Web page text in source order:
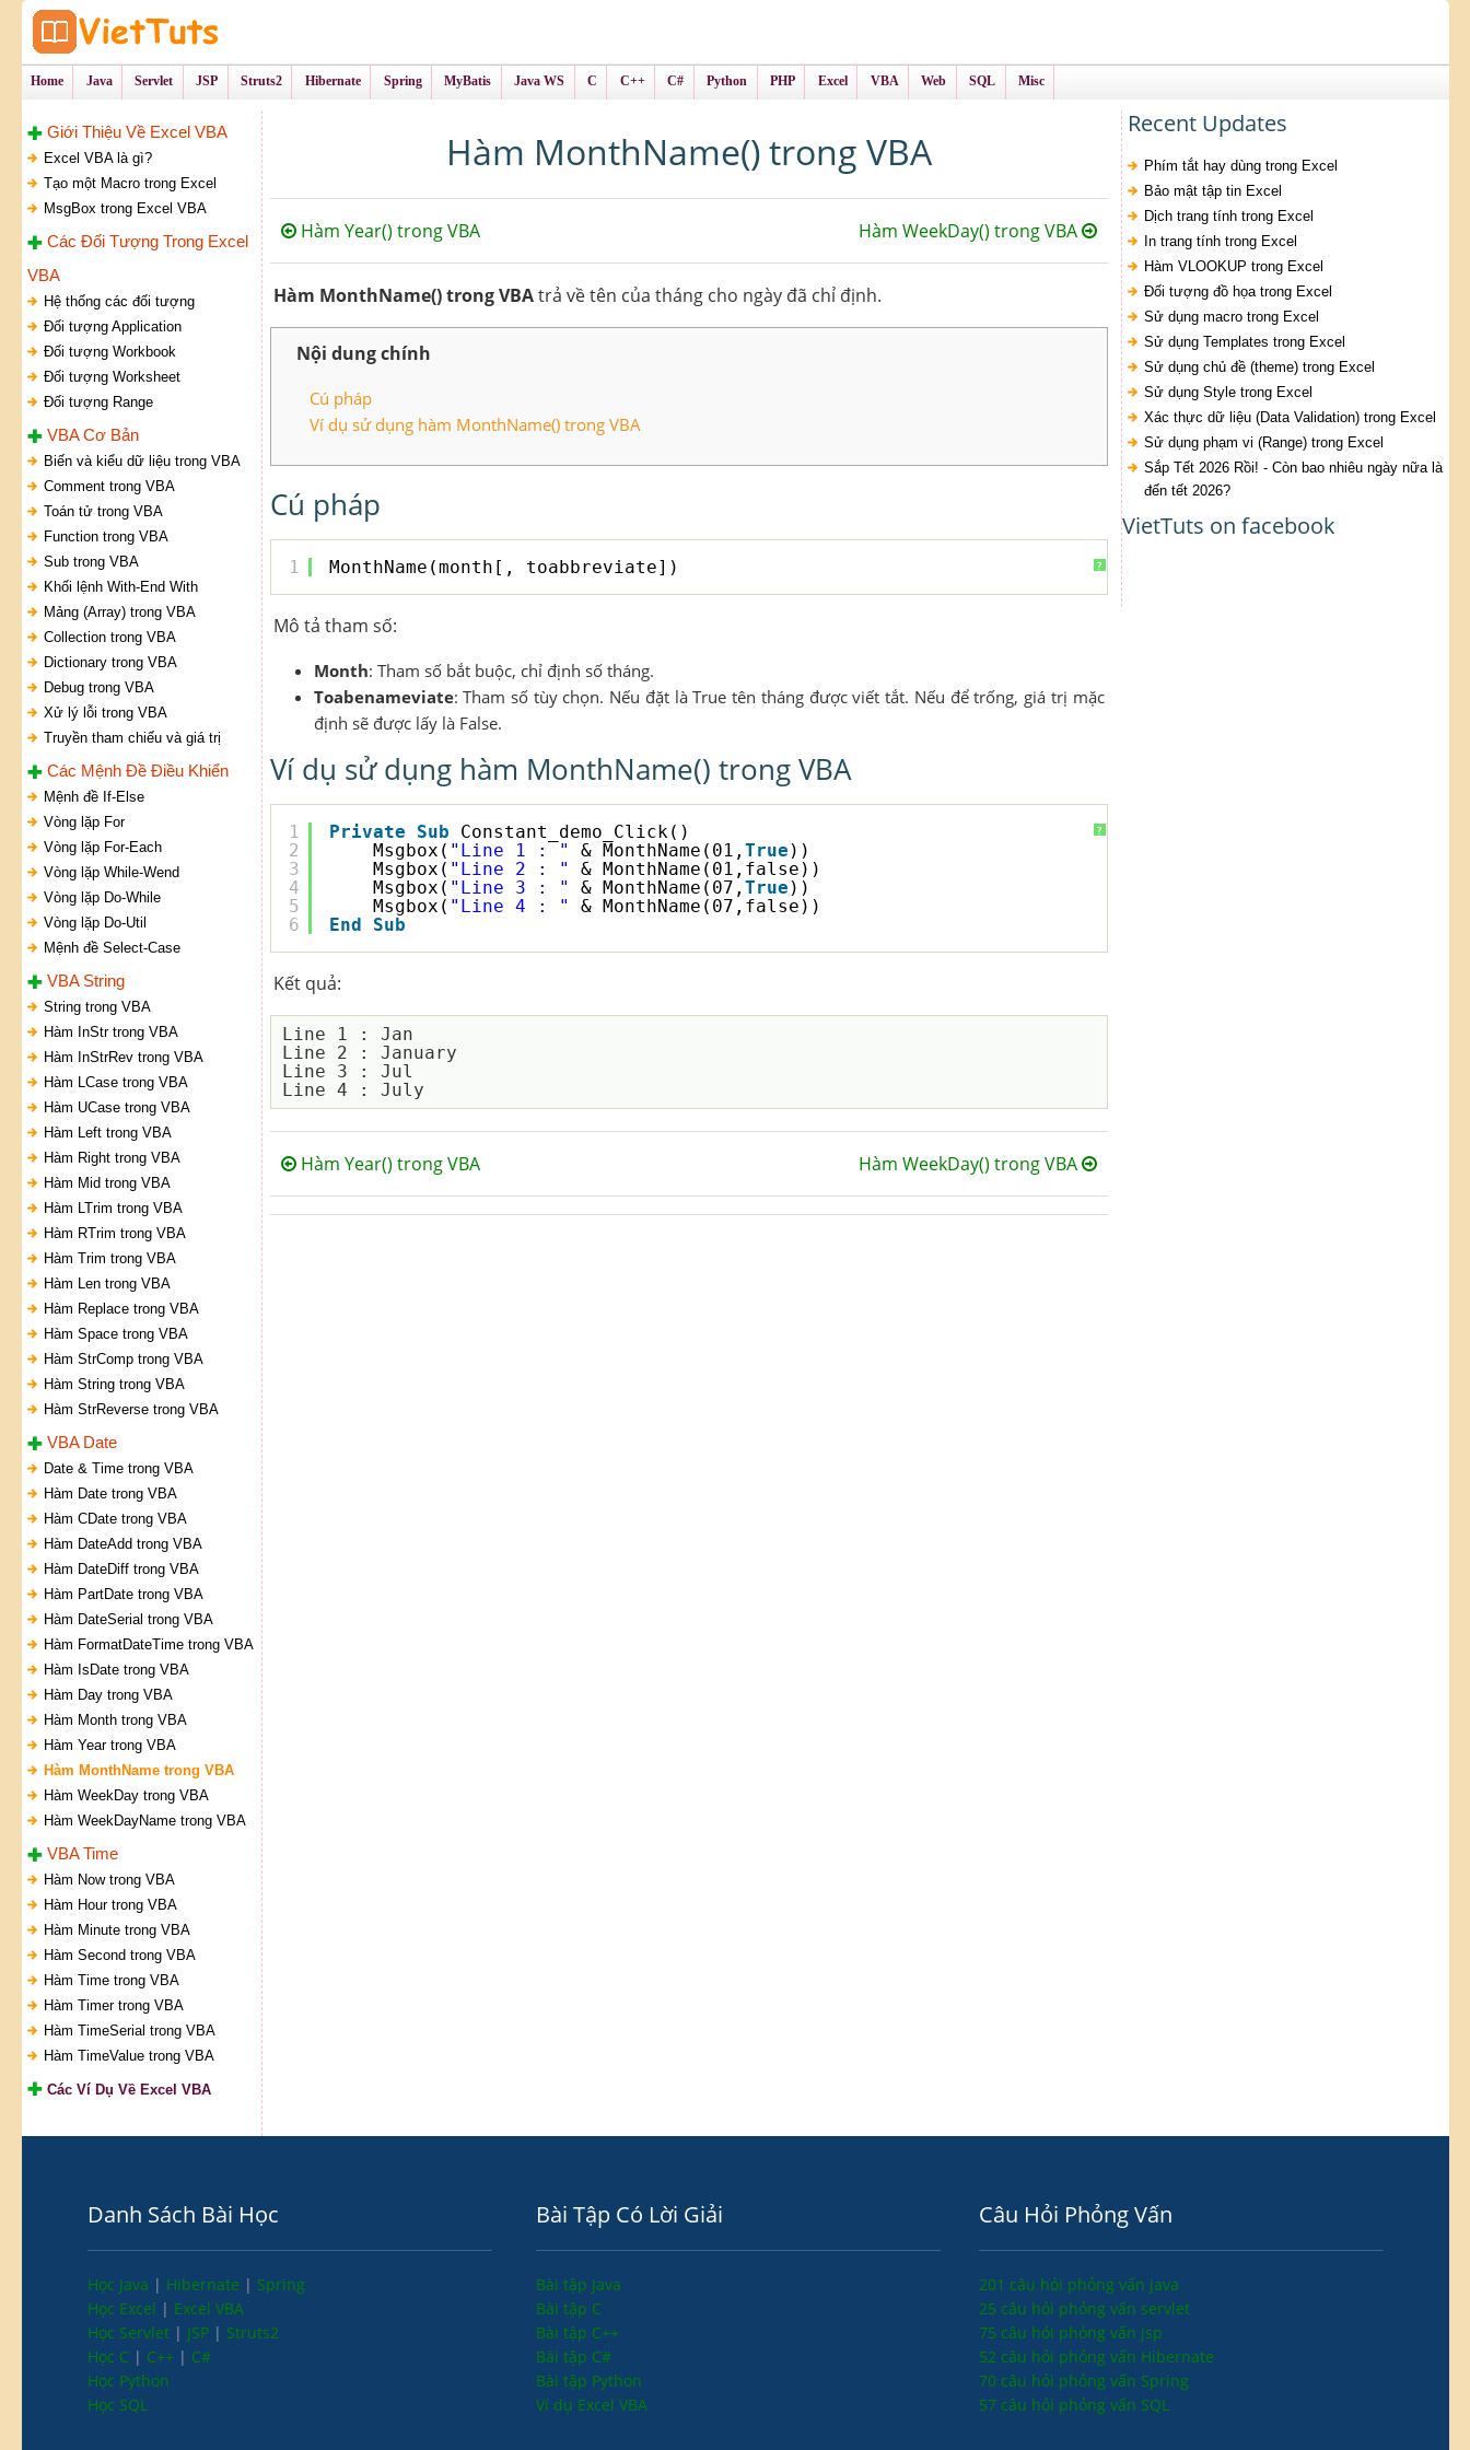
Home Java Servlet JSP Struts2 Hibernate Spring MyBatis Java WS C C++ C# Python PHP Excel VBA Web SQL Misc
Giới Thiệu Về Excel VBA
Excel VBA là gì?
Tạo một Macro trong Excel
MsgBox trong Excel VBA
Các Đối Tượng Trong Excel
VBA
Hệ thống các đối tượng
Đối tượng Application
Đối tượng Workbook
Đối tượng Worksheet
Đối tượng Range
VBA Cơ Bản
Biến và kiểu dữ liệu trong VBA
Comment trong VBA
Toán tử trong VBA
Function trong VBA
Sub trong VBA
Khối lệnh With-End With
Mảng (Array) trong VBA
Collection trong VBA
Dictionary trong VBA
Debug trong VBA
Xử lý lỗi trong VBA
Truyền tham chiếu và giá trị
Các Mệnh Đề Điều Khiển
Mệnh đề If-Else
Vòng lặp For
Vòng lặp For-Each
Vòng lặp While-Wend
Vòng lặp Do-While
Vòng lặp Do-Util
Mệnh đề Select-Case
VBA String
String trong VBA
Hàm InStr trong VBA
Hàm InStrRev trong VBA
Hàm LCase trong VBA
Hàm UCase trong VBA
Hàm Left trong VBA
Hàm Right trong VBA
Hàm Mid trong VBA
Hàm LTrim trong VBA
Hàm RTrim trong VBA
Hàm Trim trong VBA
Hàm Len trong VBA
Hàm Replace trong VBA
Hàm Space trong VBA
Hàm StrComp trong VBA
Hàm String trong VBA
Hàm StrReverse trong VBA
VBA Date
Date & Time trong VBA
Hàm Date trong VBA
Hàm CDate trong VBA
Hàm DateAdd trong VBA
Hàm DateDiff trong VBA
Hàm PartDate trong VBA
Hàm DateSerial trong VBA
Hàm FormatDateTime trong VBA
Hàm IsDate trong VBA
Hàm Day trong VBA
Hàm Month trong VBA
Hàm Year trong VBA
Hàm MonthName trong VBA
Hàm WeekDay trong VBA
Hàm WeekDayName trong VBA
VBA Time
Hàm Now trong VBA
Hàm Hour trong VBA
Hàm Minute trong VBA
Hàm Second trong VBA
Hàm Time trong VBA
Hàm Timer trong VBA
Hàm TimeSerial trong VBA
Hàm TimeValue trong VBA
Các Ví Dụ Về Excel VBA
Hàm MonthName() trong VBA
Hàm Year() trong VBA Hàm WeekDay() trong VBA
Hàm MonthName() trong VBAtrả về tên của tháng cho ngày đã chỉ định.
Nội dung chính
Cú pháp
Ví dụ sử dụng hàm MonthName() trong VBA
Cú pháp
?
1 MonthName(month[, toabbreviate])
Mô tả tham số:
Month: Tham số bắt buộc, chỉ định số tháng.
Toabenameviate: Tham số tùy chọn. Nếu đặt là True tên tháng được viết tắt. Nếu để trống, giá trị mặc
định sẽ được lấy là False.
Ví dụ sử dụng hàm MonthName() trong VBA
?
1
2
3
4
5
6
Private Sub
Constant_demo_Click()
Msgbox( "Line 1 : " & MonthName(01, True ))
Msgbox( "Line 2 : "
& MonthName(01,false))
Msgbox( "Line 3 : " & MonthName(07, True ))
Msgbox( "Line 4 : "
& MonthName(07,false))
End
Sub
Kết quả:
Line 1 : Jan
Line 2 : January
Line 3 : Jul
Hàm Year() trong VBA Hàm WeekDay() trong VBA
Recent Updates
Phím tắt hay dùng trong Excel
Bảo mật tập tin Excel
Dịch trang tính trong Excel
In trang tính trong Excel
Hàm VLOOKUP trong Excel
Đối tượng đồ họa trong Excel
Sử dụng macro trong Excel
Sử dụng Templates trong Excel
Sử dụng chủ đề (theme) trong Excel
Sử dụng Style trong Excel
Xác thực dữ liệu (Data Validation) trong Excel
Sử dụng phạm vi (Range) trong Excel
Sắp Tết 2026 Rồi! - Còn bao nhiêu ngày nữa là
đến tết 2026?
VietTuts on facebook
Danh Sách Bài Học
Học Java | Hibernate | Spring
Học Excel | Excel VBA
Học Servlet | JSP | Struts2
Học C | C++ | C#
Học Python
Học SQL
Bài Tập Có Lời Giải
Bài tập Java
Bài tập C
Bài tập C++
Bài tập C#
Bài tập Python
Ví dụ Excel VBA
Câu Hỏi Phỏng Vấn
201 câu hỏi phỏng vấn java
25 câu hỏi phỏng vấn servlet
75 câu hỏi phỏng vấn jsp
52 câu hỏi phỏng vấn Hibernate
70 câu hỏi phỏng vấn Spring
57 câu hỏi phỏng vấn SQL